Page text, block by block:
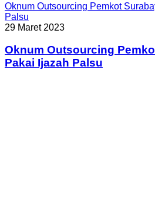
Oknum Outsourcing Pemkot
Palsu
29 Maret 2023
Oknum Outsourcing
Pakai Ijazah Palsu